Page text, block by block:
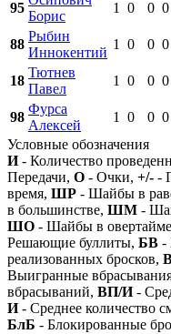
95
Борис
1 0 0 0
88
Рыбин
Иннокентий
1 0 0 0
18
Тютнев
Павел
1 0 0 0
98
Фурса
Алексей
1 0 0 0
Условные обозначения
И- Количество
Передачи, О - Очки, +/- -
время, ШР - Шайбы в
в большинстве, ШМ -
ШО - Шайбы в
Решающие буллиты, БВ -
реализованных бросков,
Выигранные
вбрасываний, ВП/И-
И- Среднее количество
БлБ - Блокированные